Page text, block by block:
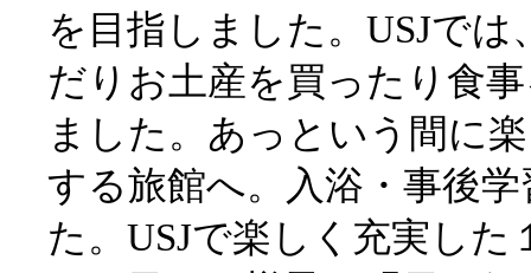
を目指しました。USJで
だりお土産を買ったり食
ました。あっという間に
する旅館へ。入浴・事後
た。USJで楽しく充実した